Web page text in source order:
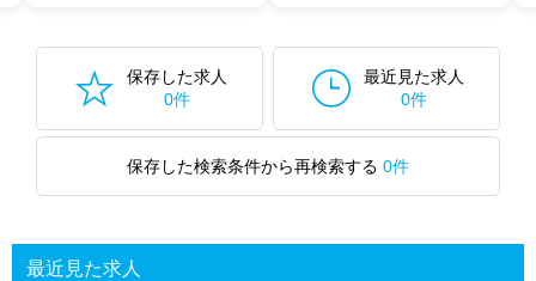
保存した求人
0件
最近見た求人
0件
保存した検索条件から再検索する 0件
最近見た求人